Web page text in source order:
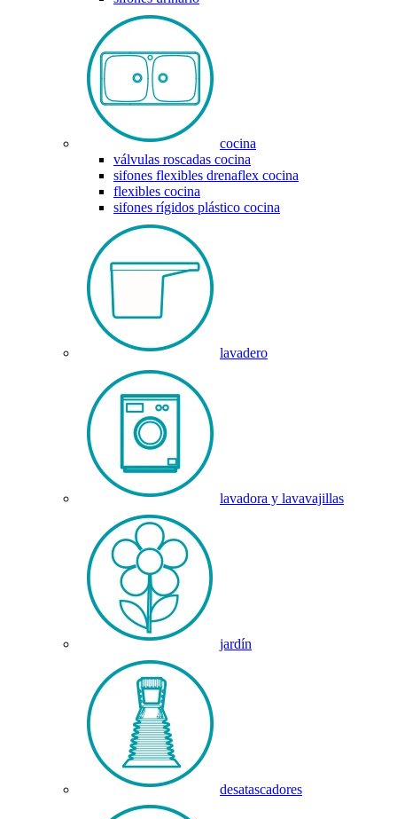
cocina
válvulas roscadas cocina
sifones flexibles drenaflex cocina
flexibles cocina
sifones rígidos plástico cocina
lavadero
lavadora y lavavajillas
jardín
desatascadores